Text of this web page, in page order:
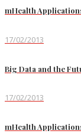
mHealth
17/02/2013
Big Data and the
17/02/2013
mHealth